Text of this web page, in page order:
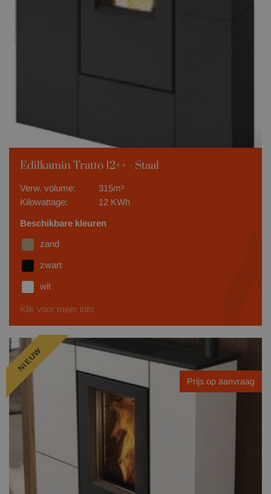
Edilkamin Tratto 12++ - Staal
Verw. volume:
315m³
Kilowattage:
12 KWh
Beschikbare kleuren
zand
zwart
wit
Klik voor meer info
NIEUW
Prijs op aanvraag